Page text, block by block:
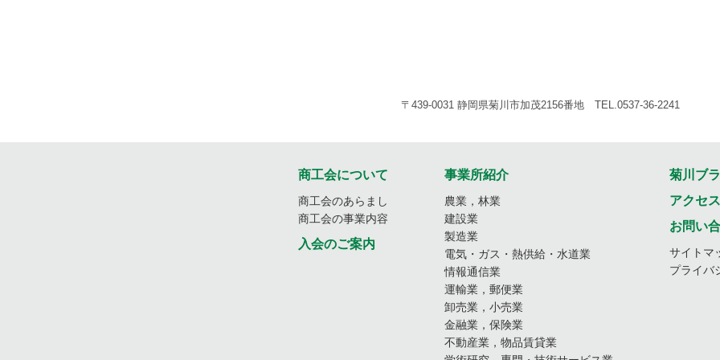
〒439-0031 静岡県菊川市加茂2156番地 TEL.0537-36-2241
商工会について
商工会のあらまし
商工会の事業内容
入会のご案内
事業所紹介
農業，林業
建設業
製造業
電気・ガス・熱供給・水道業
情報通信業
運輸業，郵便業
卸売業，小売業
金融業，保険業
不動産業，物品賃貸業
菊川ブ
アクセス
お問い
サイトマ
プライバ